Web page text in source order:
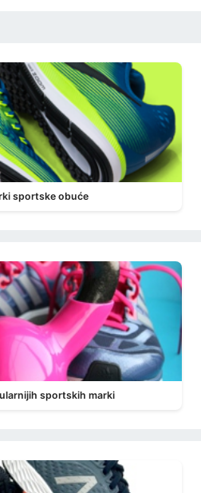
sportske obuće
sportskih marki